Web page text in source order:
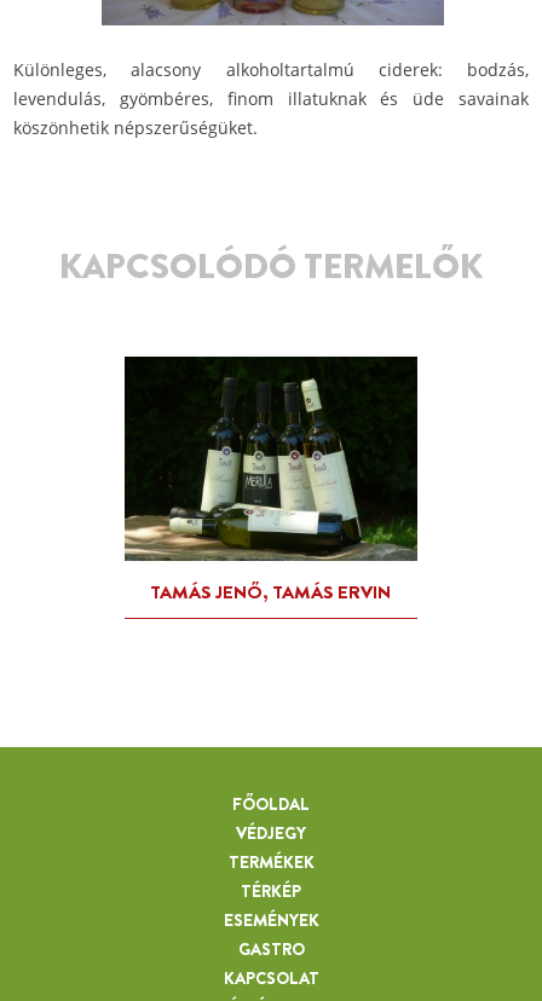
Különleges, alacsony alkoholtartalmú ciderek: bodzás,
levendulás, gyömbéres, finom illatuknak és üde savainak
köszönhetik népszerűségüket.
KAPCSOLÓDÓ TERMELŐK
FŐOLDAL
VÉDJEGY
TERMÉKEK
TÉRKÉP
ESEMÉNYEK
GASTRO
KAPCSOLAT